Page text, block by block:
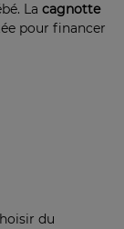
La cagnotte
pour financer
du